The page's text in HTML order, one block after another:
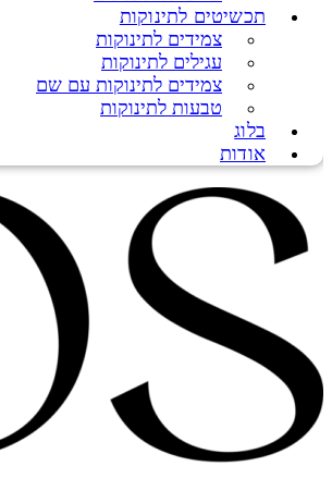
תכשיטים לתינוקות
צמידים לתינוקות
עגילים לתינוקות
צמידים לתינוקות עם שם
טבעות לתינוקות
בלוג
אודות